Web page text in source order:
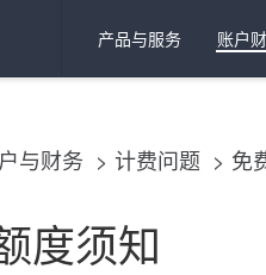
产品与服务 账户
与财务 计费问题 免
度须知